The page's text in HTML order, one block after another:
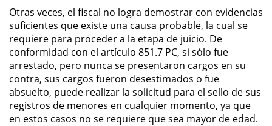
Presencia del Alcohol
DUI Causando Lesiones
DUI en Menores de Edad
DUI Con Pasajeros Menores de
14 años
Otras veces, el fiscal no logra demostrar con evidencias
suficientes que existe una causa probable, la cual se
requiere para proceder a la etapa de juicio. De
conformidad con el artículo 851.7 PC, si sólo fue
arrestado, pero nunca se presentaron cargos en su
contra, sus cargos fueron desestimados o fue
absuelto, puede realizar la solicitud para el sello de sus
registros de menores en cualquier momento, ya que
en estos casos no se requiere que sea mayor de edad.